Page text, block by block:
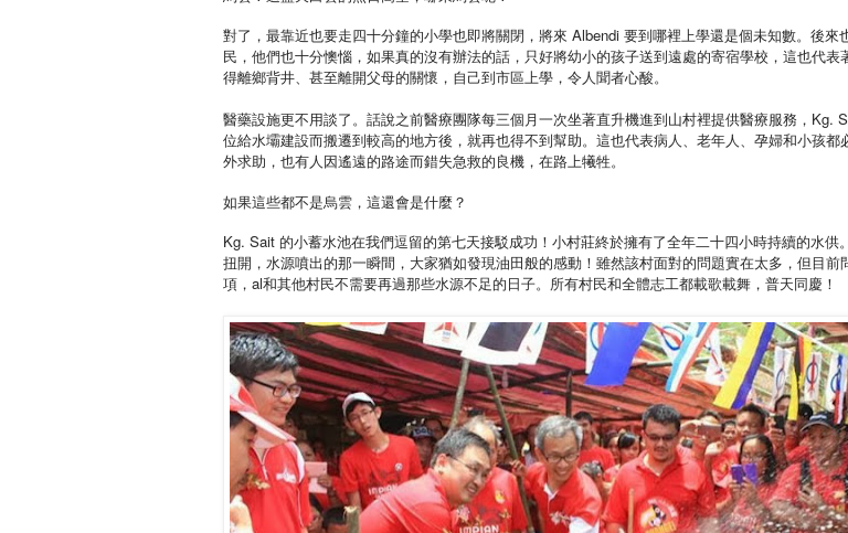
對了，最靠近也要走四十分鐘的小學也即將關閉，將來 Albendi 要到哪裡上學還是個未知數。後來
民，他們也十分懊惱，如果真的沒有辦法的話，只好將幼小的孩子送到遠處的寄宿學校，這也代表
得離鄉背井、甚至離開父母的關懷，自己到市區上學，令人聞者心酸。
醫藥設施更不用談了。話說之前醫療團隊每三個月一次坐著直升機進到山村裡提供醫療服務， Kg.
位給水壩建設而搬遷到較高的地方後，就再也得不到幫助。這也代表病人、老年人、孕婦和小孩都
外求助，也有人因遙遠的路途而錯失急救的良機，在路上犧牲。
如果這些都不是烏雲，這還會是什麼？
Kg. Sait 的小蓄水池在我們逗留的第七天接駁成功！小村莊終於擁有了全年二十四小時持續的水供
扭開，水源噴出的那一瞬間，大家猶如發現油田般的感動！雖然該村面對的問題實在太多，但目前
項， al和其他村民不需要再過那些水源不足的日子。所有村民和全體志工都載歌載舞，普天同慶！